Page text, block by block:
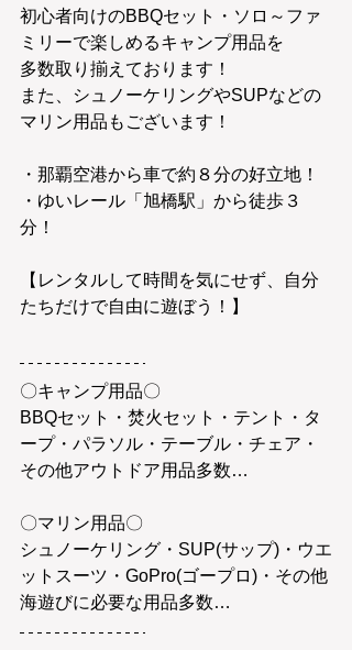
初心者向けのBBQセット・ソロ～ファ
ミリーで楽しめるキャンプ用品を
多数取り揃えております！
また、シュノーケリングやSUPなどの
マリン用品もございます！
・那覇空港から車で約８分の好立地！
・ゆいレール「旭橋駅」から徒歩３
分！
【レンタルして時間を気にせず、自分
たちだけで自由に遊ぼう！】
〇キャンプ用品〇
BBQセット・焚火セット・テント・タ
ープ・パラソル・テーブル・チェア・
その他アウトドア用品多数…
〇マリン用品〇
シュノーケリング・SUP(サップ)・ウエ
ットスーツ・GoPro(ゴープロ)・その他
海遊びに必要な用品多数…